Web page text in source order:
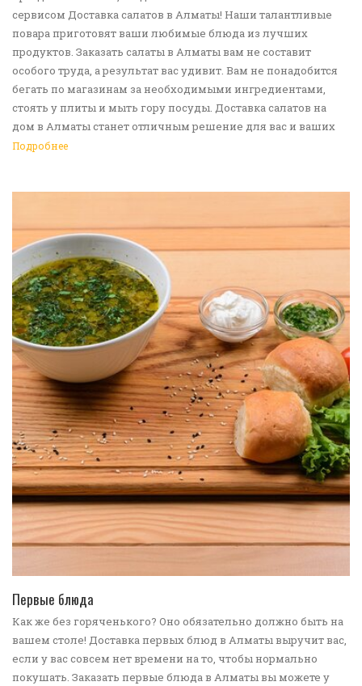
сервисом Доставка салатов в Алматы! Наши талантливые
повара приготовят ваши любимые блюда из лучших
продуктов. Заказать салаты в Алматы вам не составит
особого труда, а результат вас удивит. Вам не понадобится
бегать по магазинам за необходимыми ингредиентами,
стоять у плиты и мыть гору посуды. Доставка салатов на
дом в Алматы станет отличным решение для вас и ваших
родных, друзей. Ведь мы сами берем все хлопоты в свои
Подробнее
Первые блюда
Как же без горяченького? Оно обязательно должно быть на
вашем столе! Доставка первых блюд в Алматы выручит вас,
если у вас совсем нет времени на то, чтобы нормально
покушать. Заказать первые блюда в Алматы вы можете у